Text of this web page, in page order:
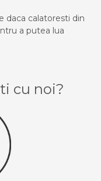
daca calatoresti din
a putea lua
cu noi?